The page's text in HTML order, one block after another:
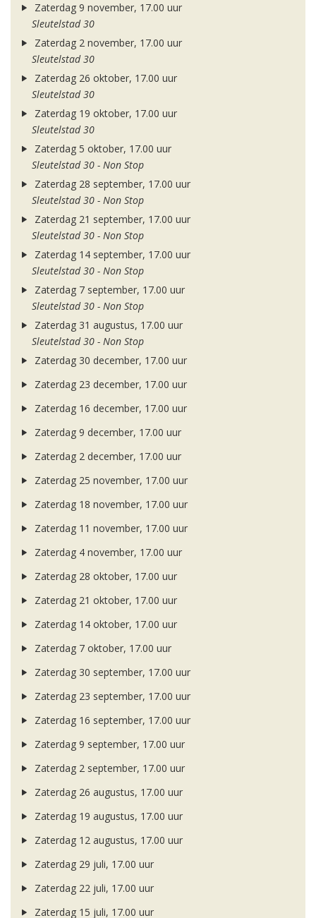
Zaterdag 9 november, 17.00 uur
Sleutelstad 30
Zaterdag 2 november, 17.00 uur
Sleutelstad 30
Zaterdag 26 oktober, 17.00 uur
Sleutelstad 30
Zaterdag 19 oktober, 17.00 uur
Sleutelstad 30
Zaterdag 5 oktober, 17.00 uur
Sleutelstad 30 - Non Stop
Zaterdag 28 september, 17.00 uur
Sleutelstad 30 - Non Stop
Zaterdag 21 september, 17.00 uur
Sleutelstad 30 - Non Stop
Zaterdag 14 september, 17.00 uur
Sleutelstad 30 - Non Stop
Zaterdag 7 september, 17.00 uur
Sleutelstad 30 - Non Stop
Zaterdag 31 augustus, 17.00 uur
Sleutelstad 30 - Non Stop
Zaterdag 30 december, 17.00 uur
Zaterdag 23 december, 17.00 uur
Zaterdag 16 december, 17.00 uur
Zaterdag 9 december, 17.00 uur
Zaterdag 2 december, 17.00 uur
Zaterdag 25 november, 17.00 uur
Zaterdag 18 november, 17.00 uur
Zaterdag 11 november, 17.00 uur
Zaterdag 4 november, 17.00 uur
Zaterdag 28 oktober, 17.00 uur
Zaterdag 21 oktober, 17.00 uur
Zaterdag 14 oktober, 17.00 uur
Zaterdag 7 oktober, 17.00 uur
Zaterdag 30 september, 17.00 uur
Zaterdag 23 september, 17.00 uur
Zaterdag 16 september, 17.00 uur
Zaterdag 9 september, 17.00 uur
Zaterdag 2 september, 17.00 uur
Zaterdag 26 augustus, 17.00 uur
Zaterdag 19 augustus, 17.00 uur
Zaterdag 12 augustus, 17.00 uur
Zaterdag 29 juli, 17.00 uur
Zaterdag 22 juli, 17.00 uur
Zaterdag 15 juli, 17.00 uur